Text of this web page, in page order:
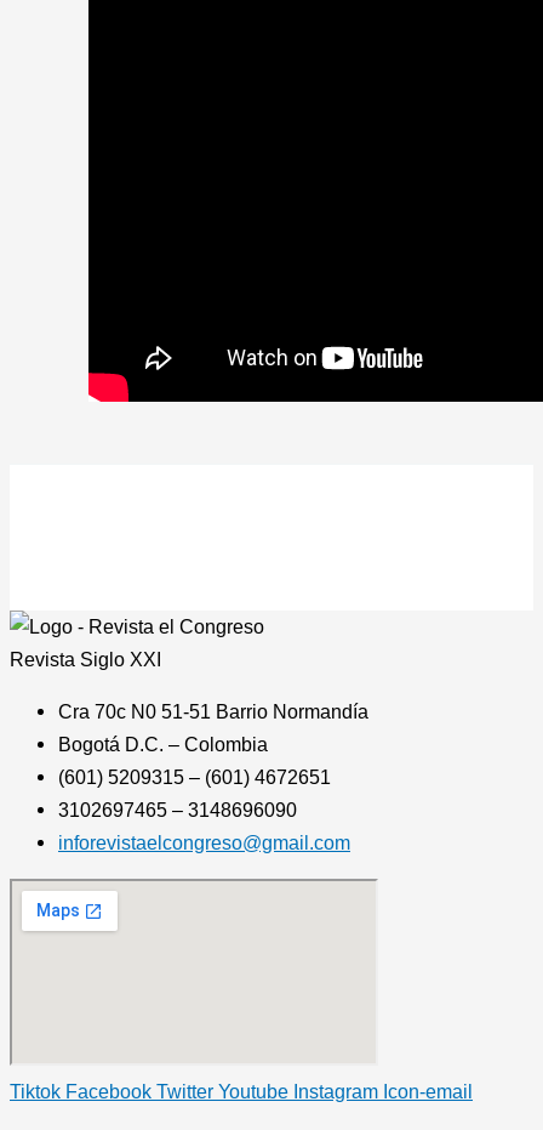
Revista Siglo XXI
Cra 70c N0 51-51 Barrio Normandía
Bogotá D.C. – Colombia
(601) 5209315 – (601) 4672651
3102697465 – 3148696090
inforevistaelcongreso@gmail.com
Tiktok Facebook Twitter Youtube Instagram Icon-email